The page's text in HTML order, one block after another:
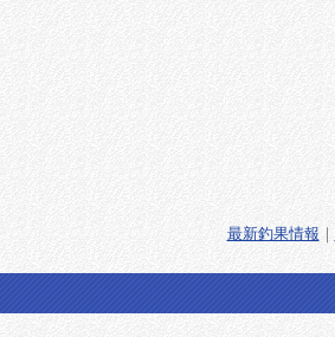
最新釣果情報 ｜